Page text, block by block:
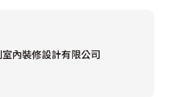
室內裝修設計有限公司